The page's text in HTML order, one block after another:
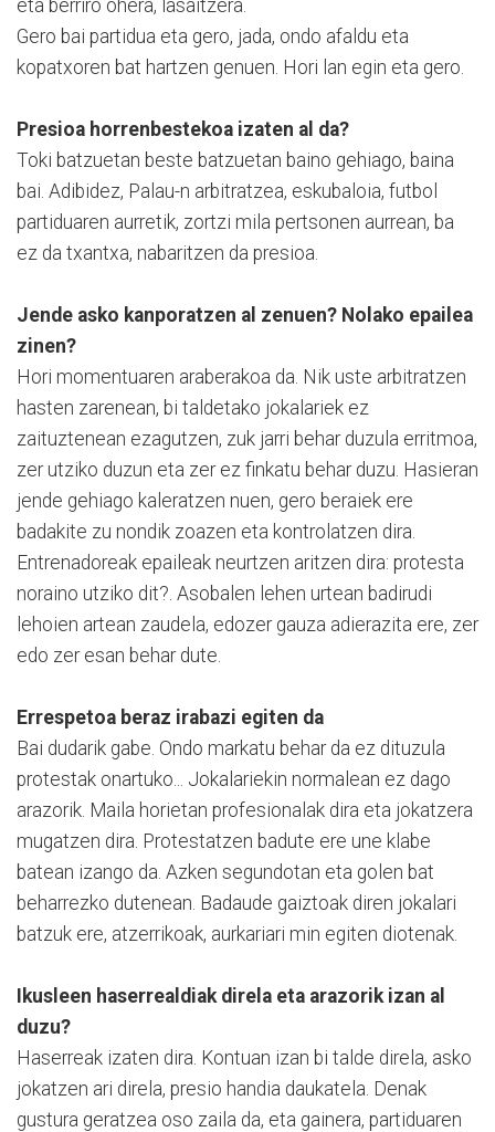
eta berriro ohera, lasaitzera.
Gero bai partidua eta gero, jada, ondo afaldu eta
kopatxoren bat hartzen genuen. Hori lan egin eta gero.
Presioa horrenbestekoa izaten al da?
Toki batzuetan beste batzuetan baino gehiago, baina
bai. Adibidez, Palau-n arbitratzea, eskubaloia, futbol
partiduaren aurretik, zortzi mila pertsonen aurrean, ba
ez da txantxa, nabaritzen da presioa.
Jende asko kanporatzen al zenuen? Nolako epailea
zinen?
Hori momentuaren araberakoa da. Nik uste arbitratzen
hasten zarenean, bi taldetako jokalariek ez
zaituztenean ezagutzen, zuk jarri behar duzula erritmoa,
zer utziko duzun eta zer ez finkatu behar duzu. Hasieran
jende gehiago kaleratzen nuen, gero beraiek ere
badakite zu nondik zoazen eta kontrolatzen dira.
Entrenadoreak epaileak neurtzen aritzen dira: protesta
noraino utziko dit?. Asobalen lehen urtean badirudi
lehoien artean zaudela, edozer gauza adierazita ere, zer
edo zer esan behar dute.
Errespetoa beraz irabazi egiten da
Bai dudarik gabe. Ondo markatu behar da ez dituzula
protestak onartuko... Jokalariekin normalean ez dago
arazorik. Maila horietan profesionalak dira eta jokatzera
mugatzen dira. Protestatzen badute ere une klabe
batean izango da. Azken segundotan eta golen bat
beharrezko dutenean. Badaude gaiztoak diren jokalari
batzuk ere, atzerrikoak, aurkariari min egiten diotenak.
Ikusleen haserrealdiak direla eta arazorik izan al
duzu?
Haserreak izaten dira. Kontuan izan bi talde direla, asko
jokatzen ari direla, presio handia daukatela. Denak
gustura geratzea oso zaila da, eta gainera, partiduaren